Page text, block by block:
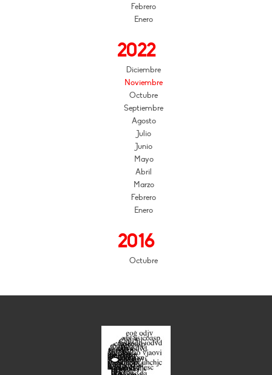
Febrero
Enero
2022
Diciembre
Noviembre
Octubre
Septiembre
Agosto
Julio
Junio
Mayo
Abril
Marzo
Febrero
Enero
2016
Octubre